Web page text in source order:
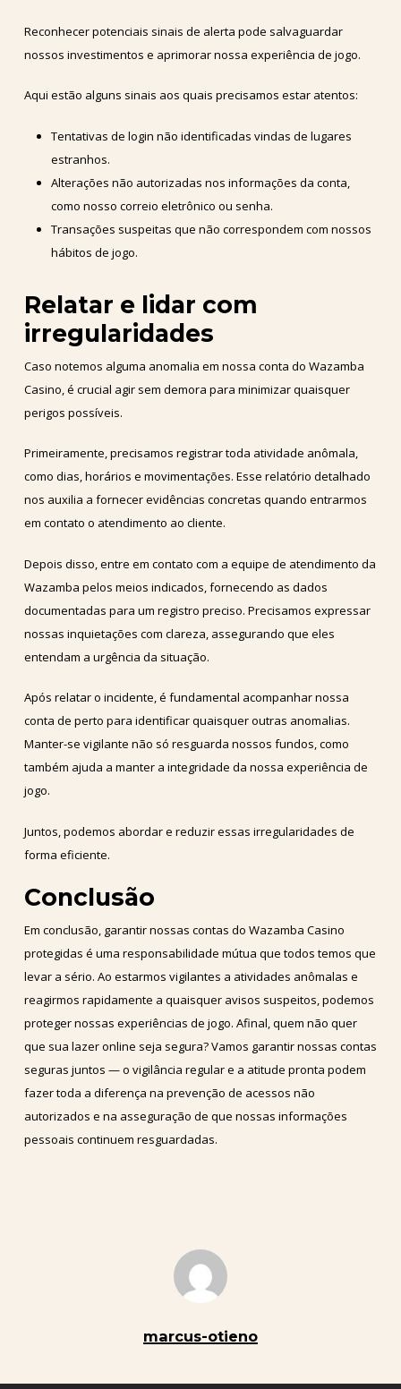
Reconhecer potenciais sinais de alerta pode salvaguardar
nossos investimentos e aprimorar nossa experiência de jogo.
Aqui estão alguns sinais aos quais precisamos estar atentos:
Tentativas de login não identificadas vindas de lugares
estranhos.
Alterações não autorizadas nos informações da conta,
como nosso correio eletrônico ou senha.
Transações suspeitas que não correspondem com nossos
hábitos de jogo.
Relatar e lidar com
irregularidades
Caso notemos alguma anomalia em nossa conta do Wazamba
Casino, é crucial agir sem demora para minimizar quaisquer
perigos possíveis.
Primeiramente, precisamos registrar toda atividade anômala,
como dias, horários e movimentações. Esse relatório detalhado
nos auxilia a fornecer evidências concretas quando entrarmos
em contato o atendimento ao cliente.
Depois disso, entre em contato com a equipe de atendimento da
Wazamba pelos meios indicados, fornecendo as dados
documentadas para um registro preciso. Precisamos expressar
nossas inquietações com clareza, assegurando que eles
entendam a urgência da situação.
Após relatar o incidente, é fundamental acompanhar nossa
conta de perto para identificar quaisquer outras anomalias.
Manter-se vigilante não só resguarda nossos fundos, como
também ajuda a manter a integridade da nossa experiência de
jogo.
Juntos, podemos abordar e reduzir essas irregularidades de
forma eficiente.
Conclusão
Em conclusão, garantir nossas contas do Wazamba Casino
protegidas é uma responsabilidade mútua que todos temos que
levar a sério. Ao estarmos vigilantes a atividades anômalas e
reagirmos rapidamente a quaisquer avisos suspeitos, podemos
proteger nossas experiências de jogo. Afinal, quem não quer
que sua lazer online seja segura? Vamos garantir nossas contas
seguras juntos — o vigilância regular e a atitude pronta podem
fazer toda a diferença na prevenção de acessos não
autorizados e na asseguração de que nossas informações
pessoais continuem resguardadas.
marcus-otieno